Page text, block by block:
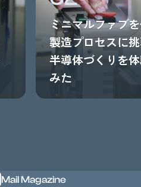
ミニマルファブ
製造プロセスに
半導体づくりを
みた
Mail Magazine